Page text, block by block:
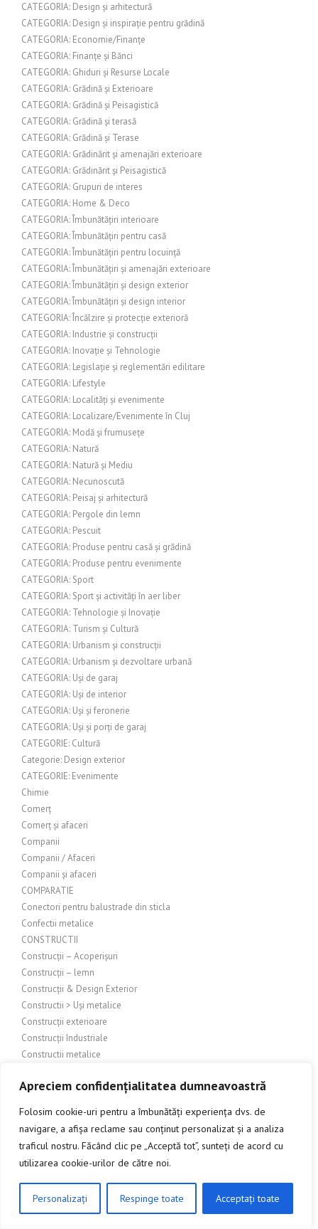
Apreciem confidențialitatea dumneavoastră
Folosim cookie-uri pentru a îmbunătăți experiența dvs. de
navigare, a afișa reclame sau conținut personalizat și a analiza
traficul nostru. Făcând clic pe „Acceptă tot”, sunteți de acord cu
utilizarea cookie-urilor de către noi.
Personalizați Respinge toate Acceptați toate
CATEGORIA: Design și arhitectură
CATEGORIA: Design și inspirație pentru grădină
CATEGORIA: Economie/Finanțe
CATEGORIA: Finanțe și Bănci
CATEGORIA: Ghiduri și Resurse Locale
CATEGORIA: Grădină și Exterioare
CATEGORIA: Grădină și Peisagistică
CATEGORIA: Grădină și terasă
CATEGORIA: Grădină și Terase
CATEGORIA: Grădinărit și amenajări exterioare
CATEGORIA: Grădinărit și Peisagistică
CATEGORIA: Grupuri de interes
CATEGORIA: Home & Deco
CATEGORIA: Îmbunătățiri interioare
CATEGORIA: Îmbunătățiri pentru casă
CATEGORIA: Îmbunătățiri pentru locuință
CATEGORIA: Îmbunătățiri și amenajări exterioare
CATEGORIA: Îmbunătățiri și design exterior
CATEGORIA: Îmbunătățiri și design interior
CATEGORIA: Încălzire și protecție exterioră
CATEGORIA: Industrie și construcții
CATEGORIA: Inovație și Tehnologie
CATEGORIA: Legislație și reglementări edilitare
CATEGORIA: Lifestyle
CATEGORIA: Localități și evenimente
CATEGORIA: Localizare/Evenimente în Cluj
CATEGORIA: Modă și frumusețe
CATEGORIA: Natură
CATEGORIA: Natură și Mediu
CATEGORIA: Necunoscută
CATEGORIA: Peisaj și arhitectură
CATEGORIA: Pergole din lemn
CATEGORIA: Pescuit
CATEGORIA: Produse pentru casă și grădină
CATEGORIA: Produse pentru evenimente
CATEGORIA: Sport
CATEGORIA: Sport și activități în aer liber
CATEGORIA: Tehnologie și Inovație
CATEGORIA: Turism și Cultură
CATEGORIA: Urbanism și construcții
CATEGORIA: Urbanism și dezvoltare urbană
CATEGORIA: Uși de garaj
CATEGORIA: Uși de interior
CATEGORIA: Uși și feronerie
CATEGORIA: Uși și porți de garaj
CATEGORIE: Cultură
Categorie: Design exterior
CATEGORIE: Evenimente
Chimie
Comerț
Comerț și afaceri
Companii
Companii / Afaceri
Companii și afaceri
COMPARATIE
Conectori pentru balustrade din sticla
Confectii metalice
CONSTRUCTII
Construcții – Acoperișuri
Construcții – lemn
Construcții & Design Exterior
Constructii > Uși metalice
Construcții exterioare
Construcții Industriale
Constructii metalice
Constructii si amenajari – Sticla
Construcții și amenajări industriale
Constructii si amenajari interioare
Construcții și amenajări interioare/exterioare
Construcții și arhitectură
Constructii și bricolaj
Construcții și design exterior
Construcții și design interior
CLICK AICI PENTRU A DISCUTA